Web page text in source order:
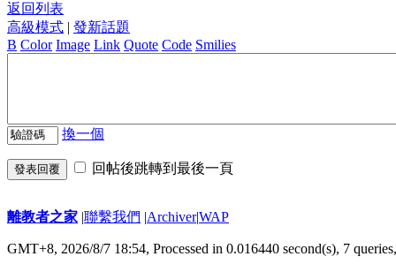
返回列表
高級模式 | 發新話題
B Color Image Link Quote Code Smilies
換一個
發表回覆 回帖後跳轉到最後一頁
離教者之家 |聯繫我們 |Archiver|WAP
GMT+8, 2026/8/7 18:54, Processed in 0.016440 second(s), 7